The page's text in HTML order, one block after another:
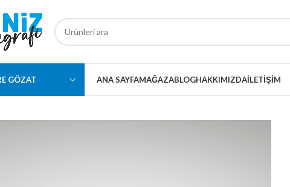
GÖZAT
ALTIN ALUMİNYUM
ANA SAYFAMAĞAZABLOGHAKKIMIZDAİLETIŞIM